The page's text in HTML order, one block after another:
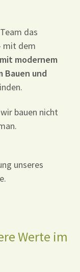
das
mit dem
modernem
Bauen und
bauen nicht
unseres
Werte im